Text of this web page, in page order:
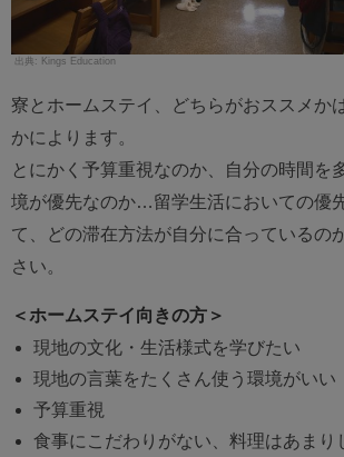
Kings Education
寮とホームステイ、どちらがおススメか
かによります。
とにかく予算重視なのか、自分の時間を
境が優先なのか…留学生活においての優
て、どの滞在方法が自分に合っているの
さい。
＜ホームステイ向きの方＞
現地の文化・生活様式を学びたい
現地の言葉をたくさん使う環境がいい
予算重視
食事にこだわりがない、料理はあまり